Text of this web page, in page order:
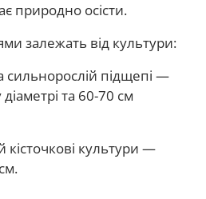
природно осісти.
залежать від культури:
сильнорослій підщепі —
та 60-70 см
кісточкові культури —